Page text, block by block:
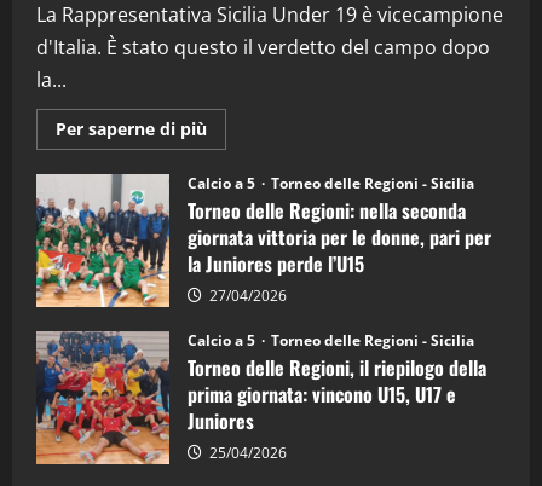
08/04/2026
La Rappresentativa Sicilia Under 19 è vicecampione
d'Italia. È stato questo il verdetto del campo dopo
la...
Per saperne di più
informazioni
Torneo
delle
Regioni
di
calcio
a
5:
la
Juniores
è
vicecampione
d’Italia
Calcio a 5 Torneo delle Regioni - Sicilia
Torneo delle Regioni: nella seconda
giornata vittoria per le donne, pari per
la Juniores perde l’U15
27/04/2026
Calcio a 5 Torneo delle Regioni - Sicilia
Torneo delle Regioni, il riepilogo della
prima giornata: vincono U15, U17 e
Juniores
25/04/2026